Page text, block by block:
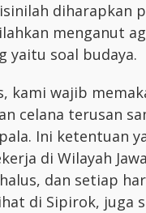
diharapkan
menganut
yaitu soal budaya.
kami wajib
celana terusan
Ini ketentuan
di Wilayah
dan setiap
di Sipirok, juga